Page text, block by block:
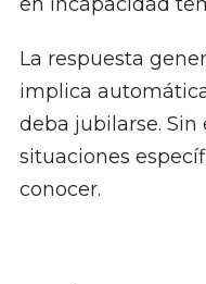
La respuesta
implica
deba jubilarse.
situaciones
conocer.